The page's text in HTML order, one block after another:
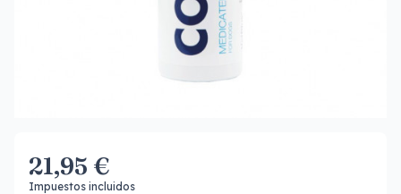
21,95 €
Impuestos incluidos